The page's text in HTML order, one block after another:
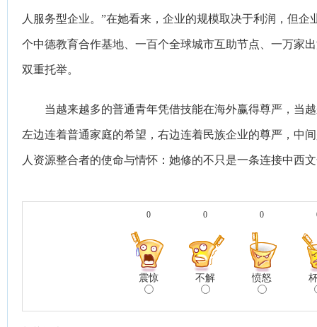
人服务型企业。”在她看来，企业的规模取决于利润，但
个中德教育合作基地、一百个全球城市互助节点、一万家
双重托举。
当越来越多的普通青年凭借技能在海外赢得尊严，当
左边连着普通家庭的希望，右边连着民族企业的尊严，中
人资源整合者的使命与情怀：她修的不只是一条连接中西
0
震惊
0
不解
0
愤怒